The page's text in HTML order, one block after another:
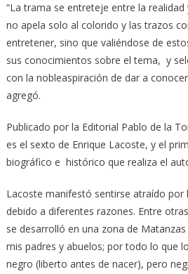
“La trama se entreteje entre la realidad
no apela solo al colorido y las trazos
entretener, sino que valiéndose de
sus conocimientos sobre el tema, y
con la nobleaspiración de dar a
agregó.
Publicado por la Editorial Pablo de la
es el sexto de Enrique Lacoste, y el
biográfico e histórico que realiza el
Lacoste manifestó sentirse atraído por
debido a diferentes razones. Entre
se desarrolló en una zona de
mis padres y abuelos; por todo lo que
negro (liberto antes de nacer), pero